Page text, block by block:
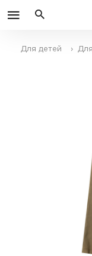
Для детей ›